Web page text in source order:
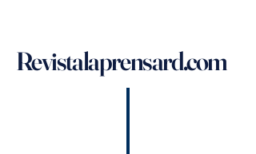
Revistalaprensard.com